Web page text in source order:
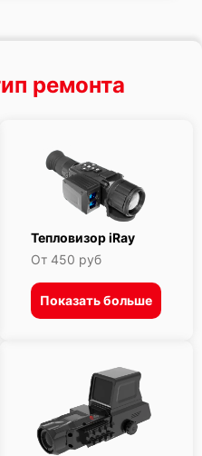
ремонта
Тепловизор iRay
От 450 руб
Показать больше